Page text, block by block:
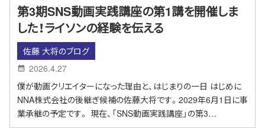
第3期SNS動画実践講座の第1講を開催しま
した！ライソンの経験を伝える
佐藤 大将のブログ
2026.4.27
僕が動画クリエイターになった理由と、はじまりの一日 はじめに
NNA株式会社の後継ぎ候補の佐藤大将です。2029年6月1日に事
業承継の予定です。 現在、「SNS動画実践講座」の第3…